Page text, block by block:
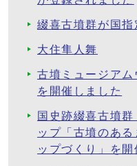
綴喜古墳群が国指
大住隼人舞
古墳ミュージアム
を開催しました
国史跡綴喜古墳
ップ「古墳のあ
ップづくり」を開